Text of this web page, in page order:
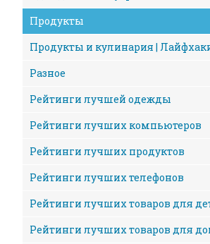
Продукты
Продукты и кулинария |
Разное
Рейтинги лучшей одежды
Рейтинги лучших компьютеров
Рейтинги лучших продуктов
Рейтинги лучших телефонов
Рейтинги лучших товаров для
Рейтинги лучших товаров для